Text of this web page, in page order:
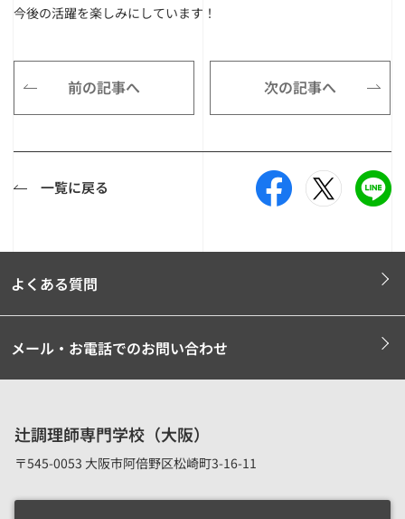
今後の活躍を楽しみにしています！
前の記事へ 次の記事へ
一覧に戻る
よくある質問
メール・お電話でのお問い合わせ
辻調理師専門学校（大阪）
〒545-0053 大阪市阿倍野区松崎町3-16-11